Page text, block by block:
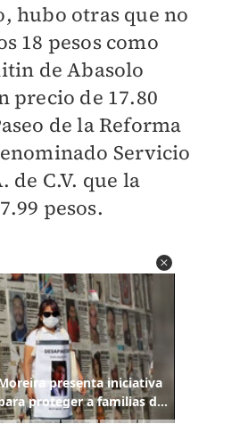
hubo otras que no
18 pesos como
de Abasolo
precio de 17.80
de la Reforma
Servicio
de C.V. que la
pesos.